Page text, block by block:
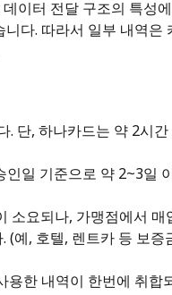
이터 전달 구조의 특성
다. 따라서 일부 내역은
. 단, 하나카드는 약 2시간
일 기준으로 약 2~3일
소요되나, 가맹점에서 매
(예, 호텔, 렌트카 등 보증
용한 내역이 한번에 취합